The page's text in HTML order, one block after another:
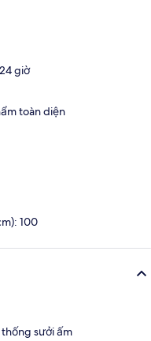
giờ
toàn diện
100
sưởi ấm